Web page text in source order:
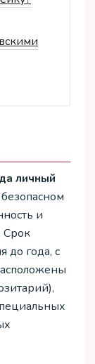
личный
и
Срок
до года, с